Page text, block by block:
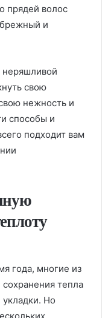
прядей волос
и
неряшливой
свою
нежность и
способы и
подходит вам
года, многие из
тепла
укладки. Но